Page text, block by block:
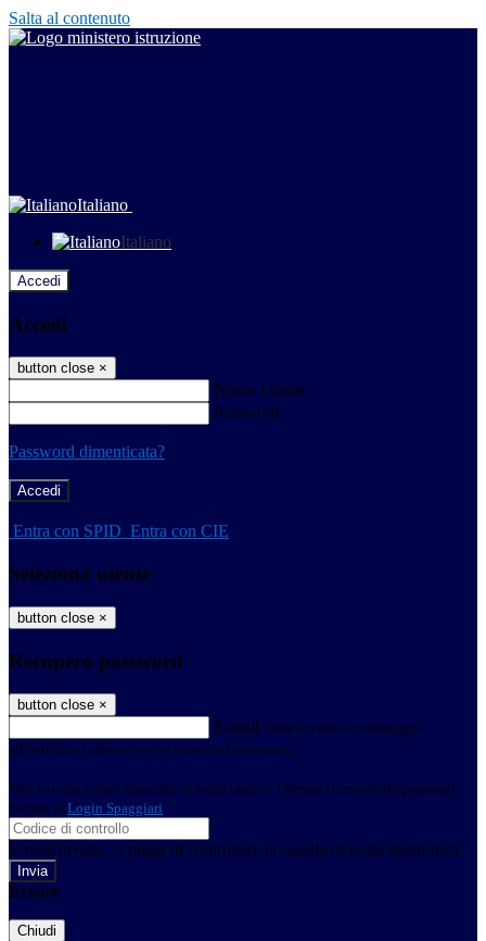
Salta al contenuto
Italiano
Italiano
Accedi
Accedi
button close ×
Nome Utente
Password
Password dimenticata?
-
Entra con SPID Entra con CIE
Seleziona utente
button close ×
Recupero password
button close ×
E-mail Verrà inviato un messaggio
all'indirizzo indicato con le istruzioni necessarie.
Non hai una e-mail associata al nome utente? Effettua il reset della password
tramite la Login Spaggiari
E-mail inviata, si prega di controllare la casella di posta elettronica!
Errore
Chiudi